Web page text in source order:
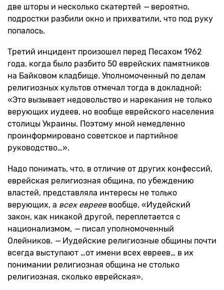
две шторы и несколько скатертей —вероятно,
подростки разбили окно и прихватили, что под руку
попалось.
Третий инцидент произошел перед Песахом 1962
года, когда было разбито 50 еврейских памятников
на Байковом кладбище. Уполномоченный по делам
религиозных культов отмечал тогда в докладной:
«Это вызывает недовольство и нарекания не только
верующих иудеев, но вообще еврейского населения
столицы Украины. Поэтому мной немедленно
проинформировано советское и партийное
руководство…».
Надо понимать, что, в отличие от других конфессий,
еврейская религиозная община, по убеждению
властей, представляла интересы не только
верующих, а всех еврееввообще. «Иудейский
закон, как никакой другой, переплетается с
национализмом, — писал уполномоченный
Олейников. —Иудейские религиозные общины почти
всегда выступают …от имени всех евреев… в их
понимании религиозная община не столько
религиозная, сколько еврейская».